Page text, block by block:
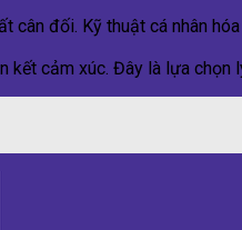
đối. Kỹ thuật cá nhân
cảm xúc. Đây là lựa